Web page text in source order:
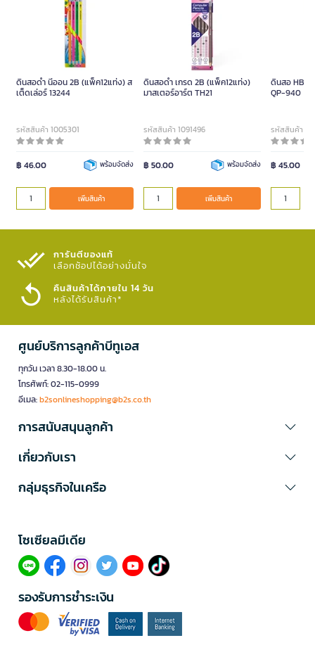
ดินสอดำ นีออน 2B (แพ็ค12แท่ง) ส
เต็ดเล่อร์ 13244
รหัสสินค้า 1005301
฿ 46.00 พร้อมจัดส่ง
เพิ่มสินค้า
ดินสอดำ เกรด 2B (แพ็ค12แท่ง)
มาสเตอร์อาร์ต TH21
รหัสสินค้า 1091496
฿ 50.00 พร้อมจัดส่ง
เพิ่มสินค้า
ดินสอ HB (
QP-940
รหัสสินค้า
฿ 45.00
การันตีของแท้
เลือกช้อปได้อย่างมั่นใจ​
คืนสินค้าได้ภายใน 14 วัน
หลังได้รับสินค้า*
ศูนย์บริการลูกค้าบีทูเอส
ทุกวัน เวลา 8.30-18.00 น.
โทรศัพท์: 02-115-0999
อีเมล:b2sonlineshopping@b2s.co.th
การสนับสนุนลูกค้า
เกี่ยวกับเรา
กลุ่มธุรกิจในเครือ
โซเซียลมีเดีย​
รองรับการชำระเงิน